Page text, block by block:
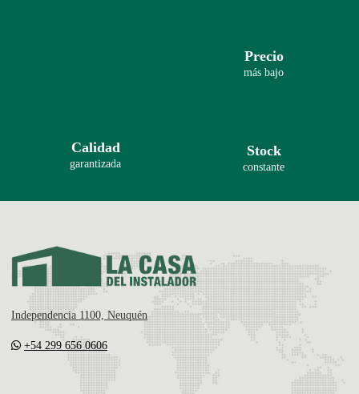
Precio
más bajo
Calidad
garantizada
Stock
constante
Independencia 1100, Neuquén
+54 299 656 0606